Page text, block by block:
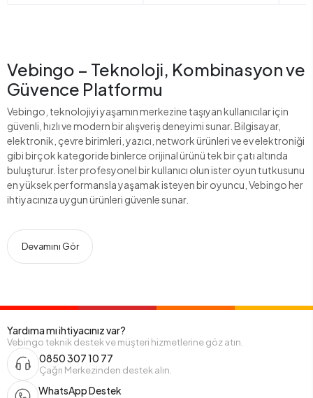
Vebingo – Teknoloji, Kombinasyon ve
Güvence Platformu
Vebingo, teknolojiyi yaşamın merkezine taşıyan kullanıcılar için
güvenli, hızlı ve modern bir alışveriş deneyimi sunar. Bilgisayar,
elektronik, çevre birimleri, yazıcı, network ürünleri ve ev elektroniği
gibi birçok kategoride binlerce orijinal ürünü tek bir çatı altında
buluşturur. İster profesyonel bir kullanıcı olun ister oyun tutkusunu
en yüksek performansla yaşamak isteyen bir oyuncu, Vebingo her
ihtiyacınıza uygun ürünleri güvenle sunar.
Devamını Gör
Yardıma mı ihtiyacınız var?
Vebingo teknik destek ve müşteri hizmetlerine göz atın.
0850 307 10 77
Çağrı Merkezinden destek alın.
WhatsApp Destek